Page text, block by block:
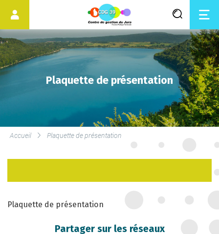
LES SERVICES DU CDG
LE DROIT SYNDICAL ET LES
PROFESSIONNELLES
CARRIÈRE DES
Plaquette de présentation
Accueil Plaquette de présentation
Plaquette de présentation
Partager sur les réseaux